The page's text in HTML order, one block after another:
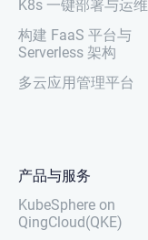
K8s 一键部署与运维
构建 FaaS 平台与
Serverless 架构
多云应用管理平台
产品与服务
KubeSphere on
QingCloud(QKE)